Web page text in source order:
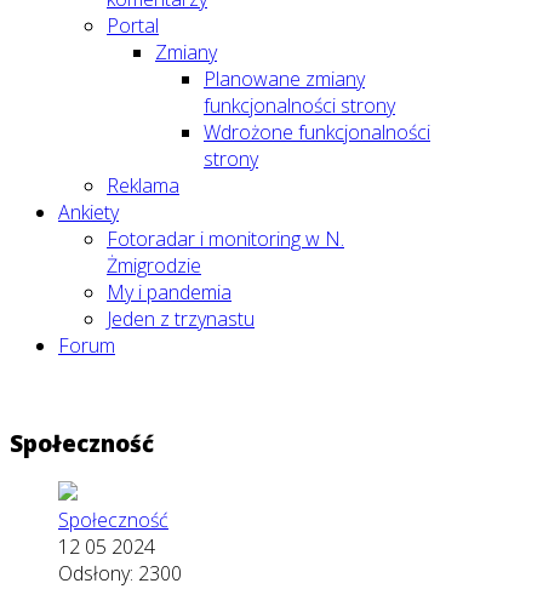
Portal
Zmiany
Planowane zmiany
funkcjonalności strony
Wdrożone funkcjonalności
strony
Reklama
Ankiety
Fotoradar i monitoring w N.
Żmigrodzie
My i pandemia
Jeden z trzynastu
Forum
Społeczność
Społeczność
12 05 2024
Odsłony: 2300